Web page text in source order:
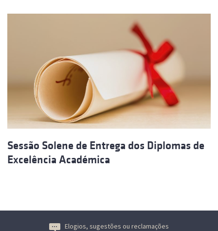
Sessão Solene de Entrega dos Diplomas de
Excelência Académica
Elogios, sugestões ou reclamações